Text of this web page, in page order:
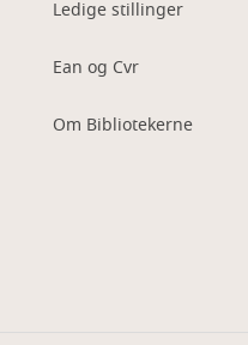
Ledige stillinger
Ean og Cvr
Om Bibliotekerne